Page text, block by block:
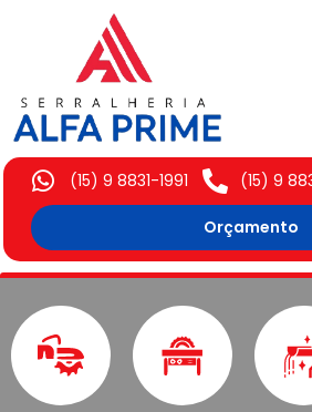
(15) 9 8831-1991 (15) 9
Orçamento